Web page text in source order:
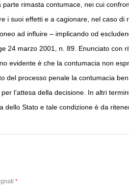
rimasta contumace, nei cui
i suoi effetti e a cagionare, nel caso
ad influire – implicando od
24 marzo 2001, n. 89. Enunciato
evidente è che la contumacia non
del processo penale la contumacia
l’attesa della decisione. In altri
Stato e tale condizione è da
*